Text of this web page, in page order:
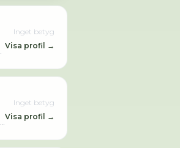
Inget betyg
Visa profil →
Inget betyg
Visa profil →